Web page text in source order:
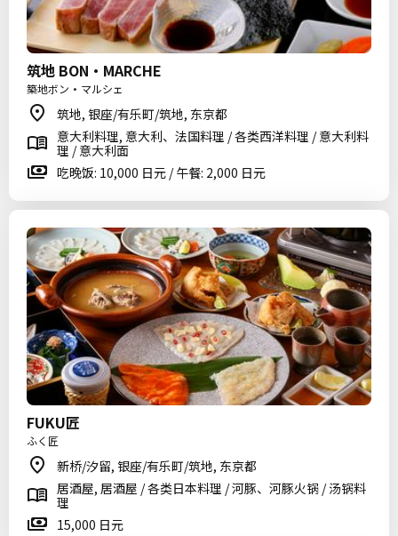
筑地 BON・MARCHE
築地ボン・マルシェ
筑地, 银座/有乐町/筑地, 东京都
意大利料理, 意大利、法国料理 / 各类西洋料理 / 意大利料
理 / 意大利面
吃晚饭: 10,000 日元 / 午餐: 2,000 日元
FUKU匠
ふく匠
新桥/汐留, 银座/有乐町/筑地, 东京都
居酒屋, 居酒屋 / 各类日本料理 / 河豚、河豚火锅 / 汤锅料
理
15,000 日元